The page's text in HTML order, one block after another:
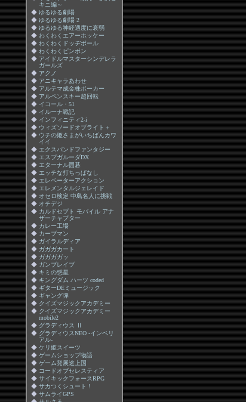
キニ編～
◆ ゆるゆる劇場
◆ ゆるゆる劇場 2
◆ ゆるゆる神経適度に衰弱
◆ わくわくエアーホッケー
◆ わくわくドッヂボール
◆ わくわくピンポン
◆ アイドルマスターシンデレラ
ガールズ
◆ アクノ
◆ アニキャラあわせ
◆ アルテマ成金株ポーカー
◆ アルペンスキー超回転
◆ イコール・51
◆ イルーナ戦記
◆ インフィニティ2‐i
◆ ウィズソードオブライト＋
◆ ウチの姫さまがいちばんカワ
イイ
◆ エクスパンドファンタジー
◆ エスプガルーダDX
◆ エターナル囲碁
◆ エッチな打ちっぱなし
◆ エレベーターアクション
◆ エレメンタルジェレイド
◆ オセロ検定 中島名人に挑戦
◆ オチデジ
◆ カルドセプト モバイル アナ
ザーチャプター
◆ カレー工場
◆ カーブマン
◆ ガイラルディア
◆ ガガガカート
◆ ガガガガッ
◆ ガンブレイブ
◆ キミの惑星
◆ キングダム ハーツ coded
◆ ギターDEミュージック
◆ ギャング弾
◆ クイズマジックアカデミー
◆ クイズマジックアカデミー
mobile2
◆ グラディウス Ⅱ
◆ グラディウスNEO -インペリ
アル-
◆ ケリ姫スイーツ
◆ ゲームショップ物語
◆ ゲーム発展途上国
◆ コードオブセレスティア
◆ サイキックフォースRPG
◆ サカつくシュート！
◆ サムライGPS